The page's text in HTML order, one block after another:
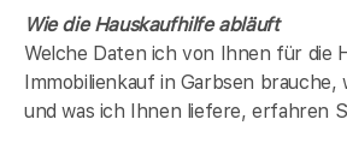
Wie die Hauskaufhilfe abläuft
Welche Daten ich von Ihnen für die
Immobilienkauf in Garbsen
und was ich Ihnen liefere, erfahren